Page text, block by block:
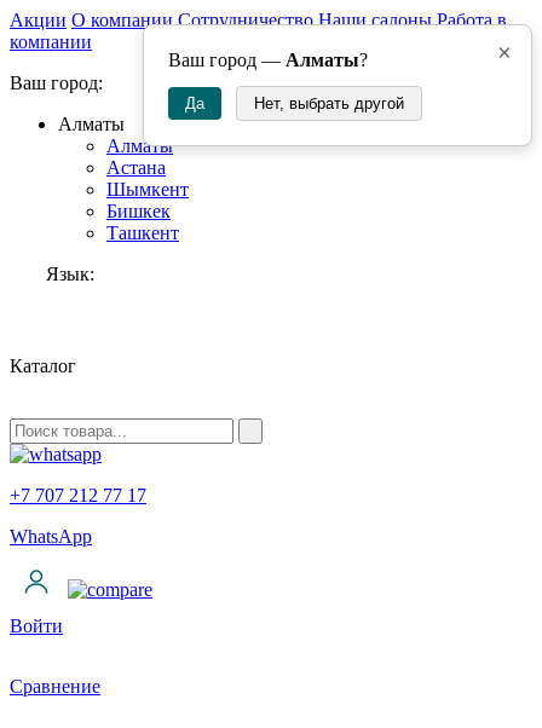
×
Ваш город — Алматы?
Да Нет, выбрать другой
Акции О компании Сотрудничество Наши салоны Работа в
компании
Ваш город:
Алматы
Алматы
Астана
Шымкент
Бишкек
Ташкент
Язык:
Каталог
+7 707 212 77 17
WhatsApp
Войти
Сравнение